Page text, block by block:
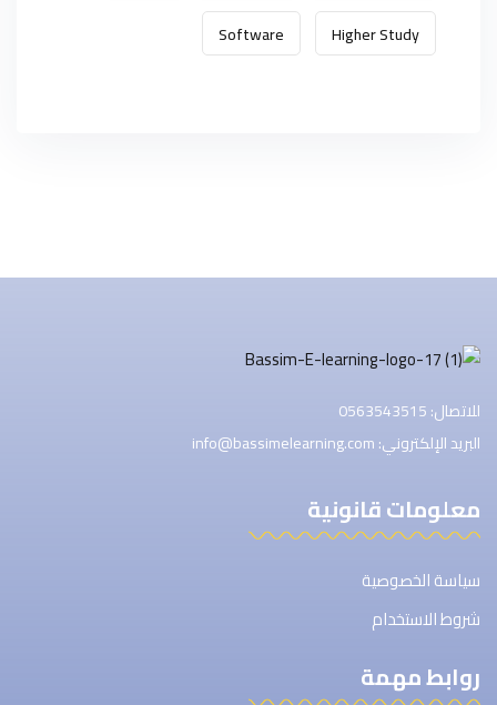
Higher Study
Software
للاتصال: 0563543515
البريد الإلكتروني: info@bassimelearning.com
معلومات قانونية
سياسة الخصوصية
شروط الاستخدام
روابط مهمة